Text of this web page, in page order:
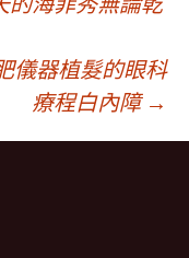
儀器植髮的眼科
療程白內障 →